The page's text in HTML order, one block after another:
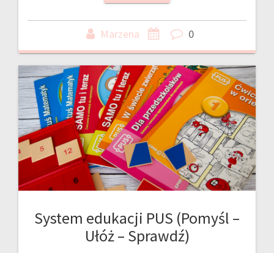
Marzena 0
System edukacji PUS (Pomyśl –
Ułóż – Sprawdź)